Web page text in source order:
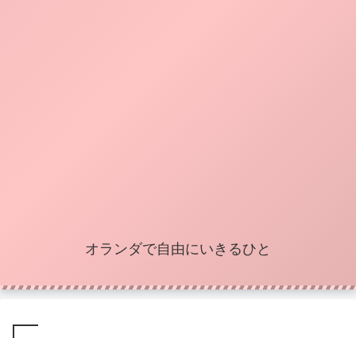
オランダで自由にいきるひと